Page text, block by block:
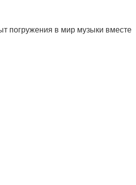
погружения в мир музыки вместе